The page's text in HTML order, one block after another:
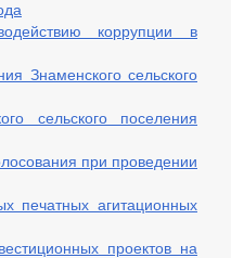
коррупции в
Знаменского сельского
сельского поселения
при проведении
печатных агитационных
проектов на